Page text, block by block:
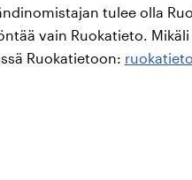
tulee olla
vain Ruokatieto.
Ruokatietoon: